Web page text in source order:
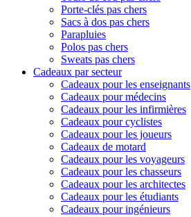
Porte-clés pas chers
Sacs à dos pas chers
Parapluies
Polos pas chers
Sweats pas chers
Cadeaux par secteur
Cadeaux pour les enseignants
Cadeaux pour médecins
Cadeaux pour les infirmières
Cadeaux pour cyclistes
Cadeaux pour les joueurs
Cadeaux de motard
Cadeaux pour les voyageurs
Cadeaux pour les chasseurs
Cadeaux pour les architectes
Cadeaux pour les étudiants
Cadeaux pour ingénieurs